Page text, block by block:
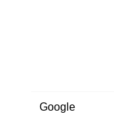
Google